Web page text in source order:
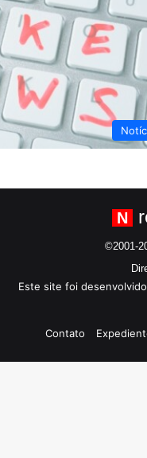
N
©2001-
Este site foi
Contato